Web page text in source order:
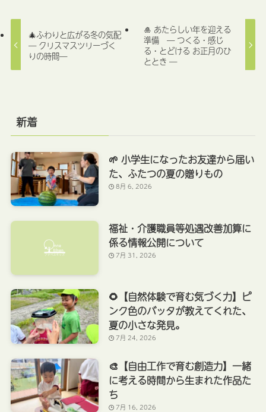
🎄ふわりと広がる冬の気配
― クリスマスツリーづく
りの時間―
🎍 あたらしい年を迎える
準備 ― つくる・感じ
る・とどける お正月のひ
ととき ―
新着
🌱 小学生になったお友達から届い
た、ふたつの夏の贈りもの
8月 6, 2026
福祉・介護職員等処遇改善加算に
係る情報公開について
7月 31, 2026
🌻【自然体験で育む気づく力】ピ
ンク色のバッタが教えてくれた、
夏の小さな発見。
7月 24, 2026
🎨【自由工作で育む創造力】一緒
に考える時間から生まれた作品た
ち
7月 16, 2026